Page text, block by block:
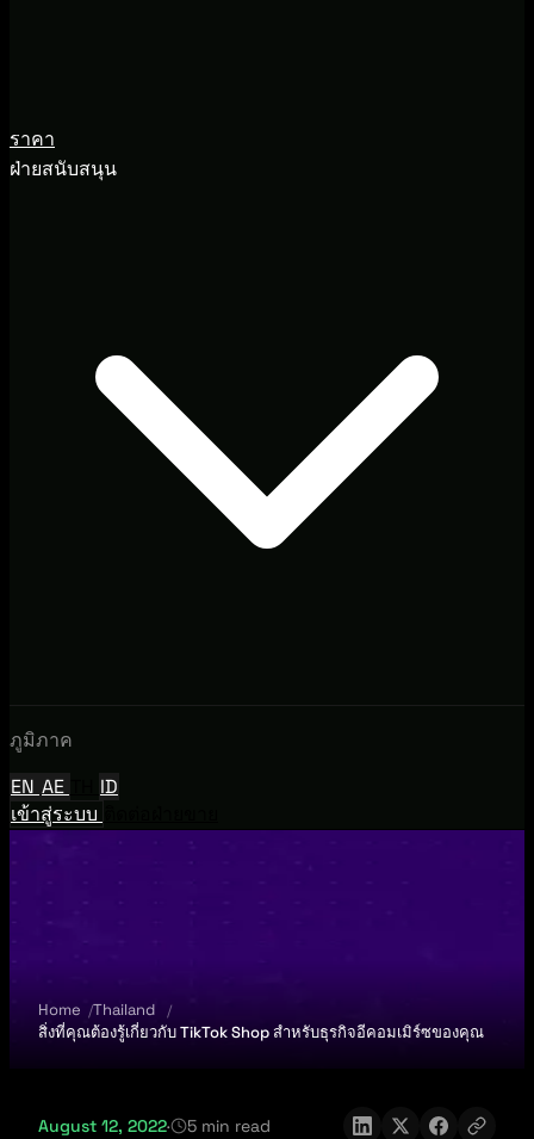
ราคา
ฝ่ายสนับสนุน
ภูมิภาค
EN AE
ID
เข้าสู่ระบบ
Home
Thailand
สิ่งที่คุณต้องรู้เกี่ยวกับ TikTok Shop สำหรับธุรกิจอีคอมเมิร์ซของคุณ
August 12, 2022· 5 min read